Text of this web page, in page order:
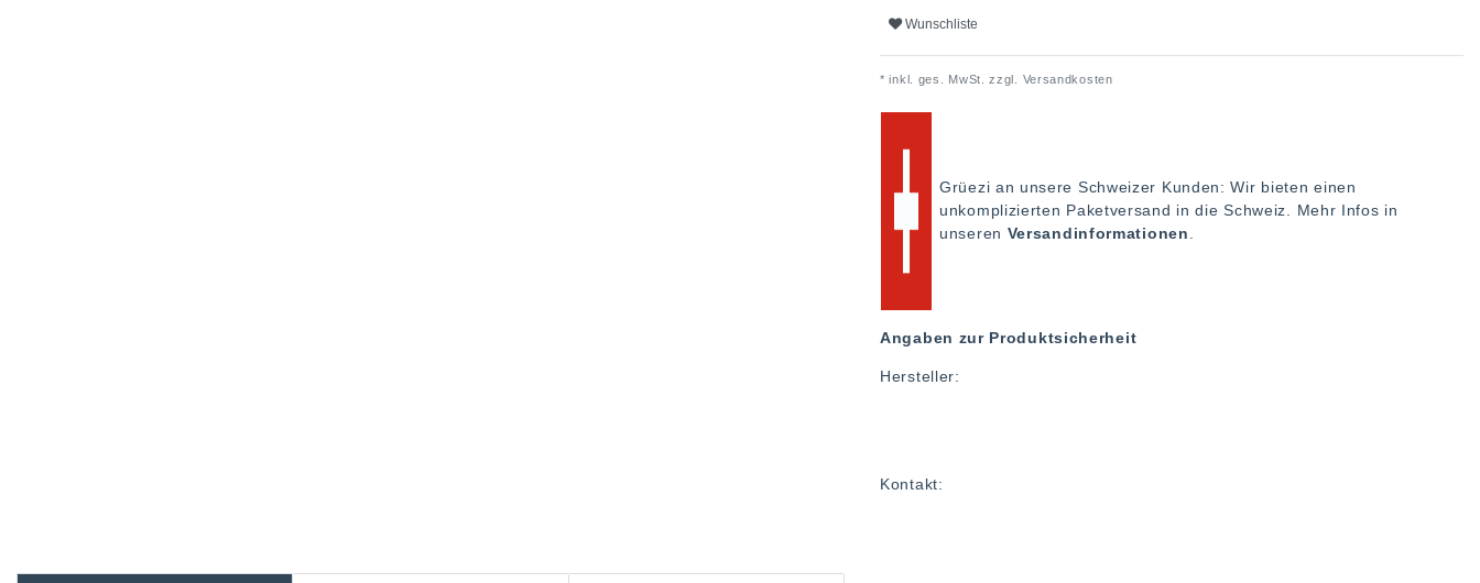
Wunschliste
* inkl. ges. MwSt. zzgl. Versandkosten
Grüezi an unsere Schweizer Kunden: Wir bieten einen
unkomplizierten Paketversand in die Schweiz. Mehr Infos in
unseren Versandinformationen
Angaben zur Produktsicherheit
Hersteller:
Kontakt: